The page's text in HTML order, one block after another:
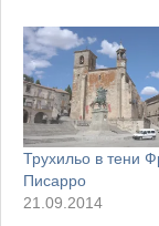
Трухильо в тени
Писарро
21.09.2014